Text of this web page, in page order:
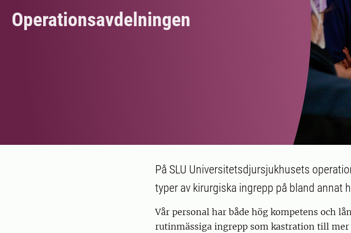
Operationsavdelningen
På SLU Universitetsdjursjukhusets
typer av kirurgiska ingrepp på bland annat
Vår personal har både hög kompetens och
rutinmässiga ingrepp som kastration till